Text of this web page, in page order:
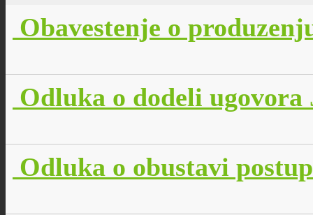
Obavestenje o
Odluka o dodeli ugovora
Odluka o obustavi